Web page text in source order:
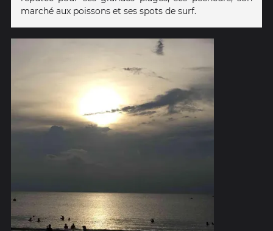
marché aux poissons et ses spots de surf.